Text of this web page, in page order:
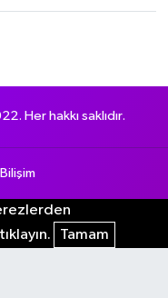
Her hakkı saklıdır.
Tamam